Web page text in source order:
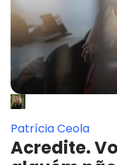
Patrícia Ceola
Acredite.